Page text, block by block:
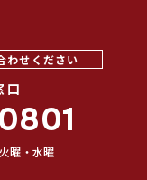
わせください
口
曜・水曜